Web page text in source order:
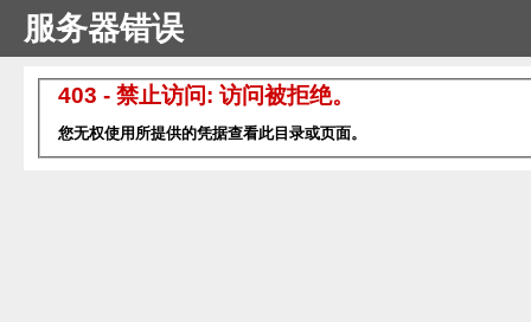
服务器错误
403 - 禁止访问: 访问被拒绝。
您无权使用所提供的凭据查看此目录或页面。